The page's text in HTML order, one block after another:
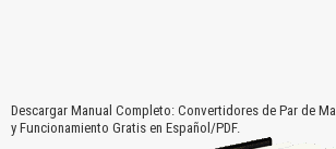
Descargar Manual Completo: Convertidores de Par de
y Funcionamiento Gratis en Español/PDF.